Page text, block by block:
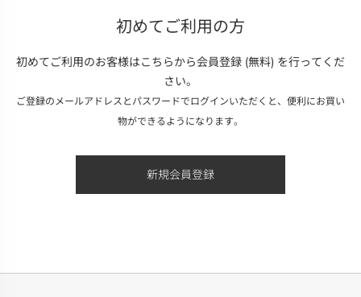
初めてご利用の方
初めてご利用のお客様はこちらから会員登録 (無料) を行ってくだ
さい。
ご登録のメールアドレスとパスワードでログインいただくと、便利にお買い
物ができるようになります。